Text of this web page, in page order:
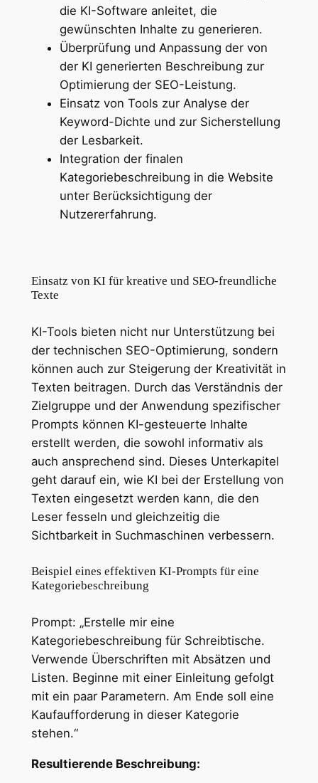
die KI-Software anleitet, die
gewünschten Inhalte zu generieren.
Überprüfung und Anpassung der von
der KI generierten Beschreibung zur
Optimierung der SEO-Leistung.
Einsatz von Tools zur Analyse der
Keyword-Dichte und zur Sicherstellung
der Lesbarkeit.
Integration der finalen
Kategoriebeschreibung in die Website
unter Berücksichtigung der
Nutzererfahrung.
Einsatz von KI für kreative und SEO-freundliche
Texte
KI-Tools bieten nicht nur Unterstützung bei
der technischen SEO-Optimierung, sondern
können auch zur Steigerung der Kreativität in
Texten beitragen. Durch das Verständnis der
Zielgruppe und der Anwendung spezifischer
Prompts können KI-gesteuerte Inhalte
erstellt werden, die sowohl informativ als
auch ansprechend sind. Dieses Unterkapitel
geht darauf ein, wie KI bei der Erstellung von
Texten eingesetzt werden kann, die den
Leser fesseln und gleichzeitig die
Sichtbarkeit in Suchmaschinen verbessern.
Beispiel eines effektiven KI-Prompts für eine
Kategoriebeschreibung
Prompt: „Erstelle mir eine
Kategoriebeschreibung für Schreibtische.
Verwende Überschriften mit Absätzen und
Listen. Beginne mit einer Einleitung gefolgt
mit ein paar Parametern. Am Ende soll eine
Kaufaufforderung in dieser Kategorie
stehen.“
Resultierende Beschreibung: